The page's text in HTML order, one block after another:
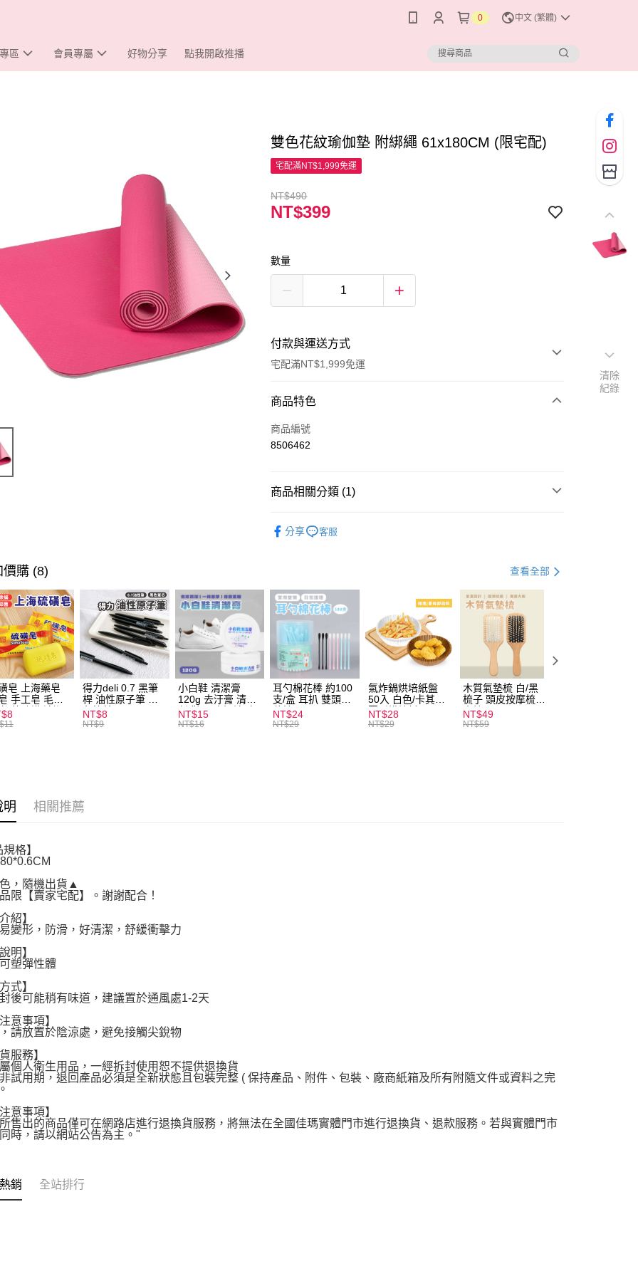
0 中文 (繁體)
區 會員專屬 好物分享 點我開啟推播
雙色花紋瑜伽墊 附綁繩 61x180CM (限宅配)
宅配滿NT$1,999免運
NT$490
NT$399
數量
付款與運送方式
宅配滿NT$1,999免運
付款方式
信用卡一次付款
悠遊付
運送方式
宅配
每筆NT$120，滿NT$1,999(含以上)免運費
商品特色
商品編號
8506462
商品相關分類 (1)
分享
客服
價購 (8) 查看全部
皂 上海藥皂
手工皂 毛囊
菌除蟎 清潔
去油去痘 寵
得力deli 0.7 黑筆
桿 油性原子筆 黑
色筆芯 S304
NT$8
NT$9
小白鞋 清潔膏
120g 去汙膏 清潔
劑 鞋子 去汙漬 白
皮鞋 鞋油
NT$15
NT$16
耳勺棉花棒 約100
支/盒 耳扒 雙頭棉
花棒
NT$24
NT$29
氣炸鍋烘培紙盤
50入 白色/卡其色
圓形烘焙紙
NT$28
NT$29
木質氣墊梳 白/黑
梳子 頭皮按摩梳
木梳
NT$49
NT$59
明 相關推薦
格】
，隨機出貨▲
限【賣家宅配】。謝謝配合！
紹】
變形，防滑，好清潔，舒緩衝擊力
明】
塑彈性體
式】
後可能稍有味道，建議置於通風處1-2天
意事項】
請放置於陰涼處，避免接觸尖銳物
服務】
個人衛生用品，一經拆封使用恕不提供退換貨
試用期，退回產品必須是全新狀態且包裝完整 ( 保持產品、附件、包裝、廠商紙箱及所有附隨文件或資料之完
意事項】
售出的商品僅可在網路店進行退換貨服務，將無法在全國佳瑪實體門市進行退換貨、退款服務。若與實體門市
時，請以網站公告為主。"
銷 全站排行
清除
紀錄